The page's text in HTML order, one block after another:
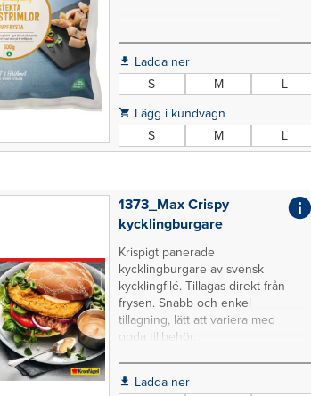
Ladda ner
S
M
L
Lägg i kundvagn
S
M L
1373_Max Crispy
kycklingburgare
Krispigt panerade
kycklingburgare av svensk
kycklingfilé. Tillagas direkt från
frysen. Snabb och enkel
tillagning, lätt att variera med
goda tillbehör.
Ladda ner